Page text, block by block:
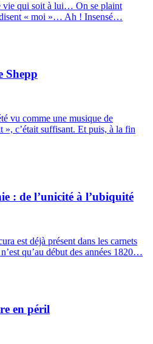
vie qui soit à lui… On se plaint
« moi »… Ah ! Insensé…
Shepp
vu comme une musique de
», c’était suffi­sant. Et puis, à la fin
: de l’unicité à l’ubiquité
est déjà présent dans les carnets
qu’au début des années 1820…
en péril